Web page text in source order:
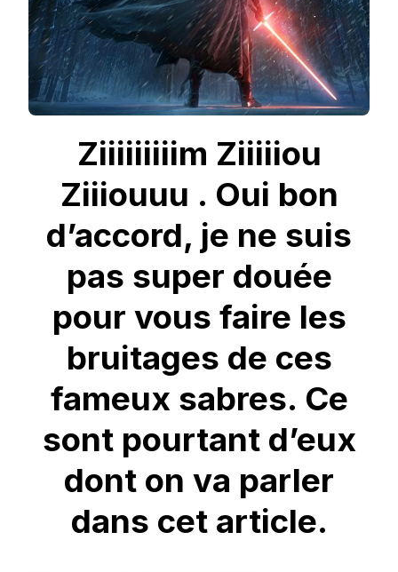
(
ASLO
)
Ziiiiiiiiim Ziiiiiou
Ziiiouuu . Oui bon
d’accord, je ne suis
pas super douée
pour vous faire les
bruitages de ces
fameux sabres. Ce
sont pourtant d’eux
dont on va parler
dans cet article.